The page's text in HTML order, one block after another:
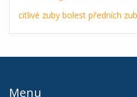
citlivé zuby bolest předních
Menu